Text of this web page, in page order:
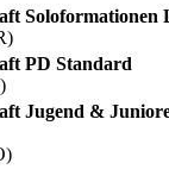
Soloformationen
PD Standard
Jugend &